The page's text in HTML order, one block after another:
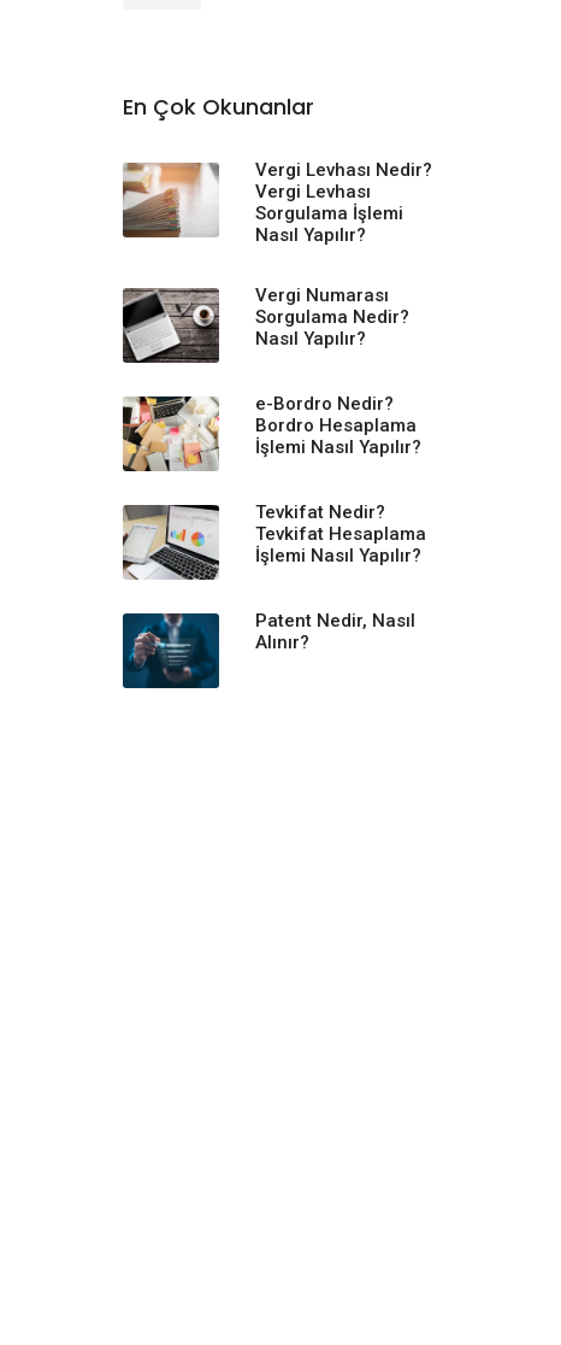
En Çok Okunanlar
Vergi Levhası Nedir?
Vergi Levhası
Sorgulama İşlemi
Nasıl Yapılır?
Vergi Numarası
Sorgulama Nedir?
Nasıl Yapılır?
e-Bordro Nedir?
Bordro Hesaplama
İşlemi Nasıl Yapılır?
Tevkifat Nedir?
Tevkifat Hesaplama
İşlemi Nasıl Yapılır?
Patent Nedir, Nasıl
Alınır?